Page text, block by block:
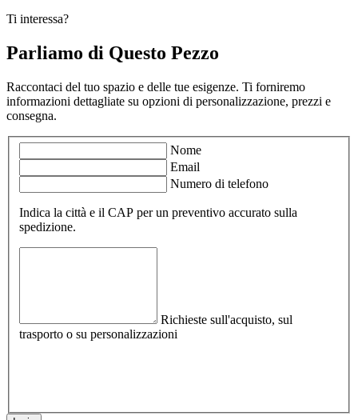
Ti interessa?
Parliamo di Questo Pezzo
Raccontaci del tuo spazio e delle tue esigenze. Ti forniremo
informazioni dettagliate su opzioni di personalizzazione, prezzi e
consegna.
Nome
Email
Numero di telefono
Indica la città e il CAP per un preventivo accurato sulla
spedizione.
Richieste sull'acquisto, sul
trasporto o su personalizzazioni